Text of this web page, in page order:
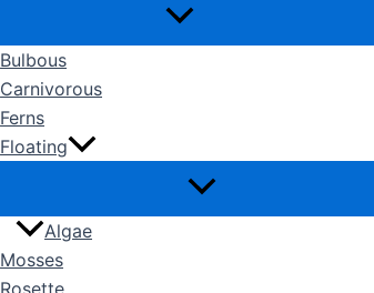
Bulbous
Carnivorous
Ferns
Floating
Algae
Mosses